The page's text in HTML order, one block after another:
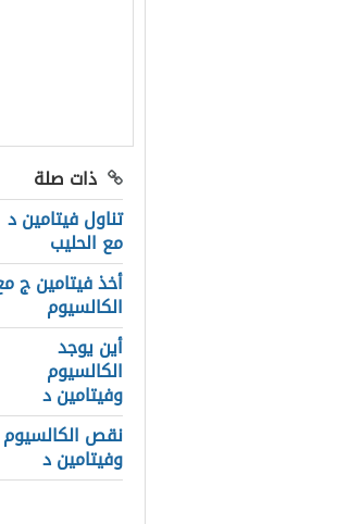
ذات صلة
تناول فيتامين د
مع الحليب
أخذ فيتامين ج
الكالسيوم
أين يوجد
الكالسيوم
وفيتامين د
نقص الكالسيوم
وفيتامين د